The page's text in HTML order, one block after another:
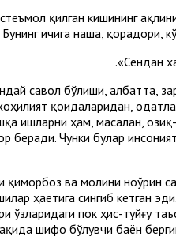
қилган кишининг
ичига наша, қорадори,
савол бўлиши, албатта,
қоидаларидан,
ишларни ҳам, масалан,
Чунки булар
ва молини ноўрин
ҳаётига сингиб кетган
пок ҳис-туйғу
шифо бўлувчи баён